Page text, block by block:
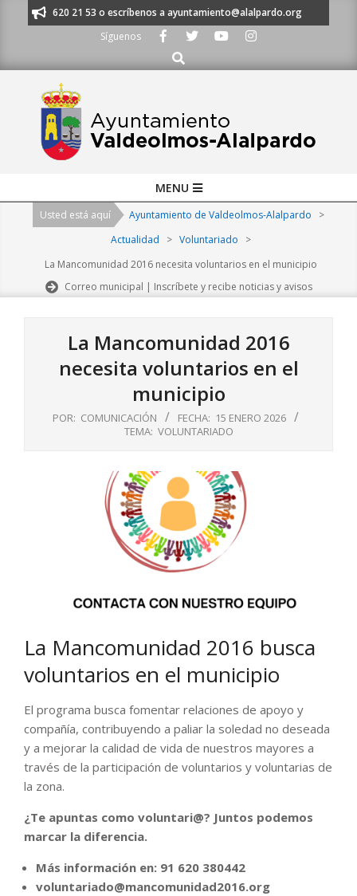
al 91 620 21 53 o escríbenos a ayuntamiento@alalpardo.org
Síguenos
Buscar
Navigation
MENU
Usted está aquí Ayuntamiento de Valdeolmos-Alalpardo
>
Actualidad
> Voluntariado
>
La Mancomunidad 2016 necesita voluntarios en el municipio
Correo municipal | Inscríbete y recibe noticias y avisos
La Mancomunidad 2016
necesita voluntarios en el
municipio
POR: COMUNICACIÓN FECHA: 15 ENERO 2026
TEMA: VOLUNTARIADO
La Mancomunidad 2016 busca
voluntarios en el municipio
El programa busca fomentar relaciones de apoyo y
compañía, contribuyendo a paliar la soledad no deseada
y a mejorar la calidad de vida de nuestros mayores a
través de la participación de voluntarios y voluntarias de
la zona.
¿Te apuntas como voluntari@? Juntos podemos
marcar la diferencia.
Más información en: 91 620 380442
voluntariado@mancomunidad2016.org